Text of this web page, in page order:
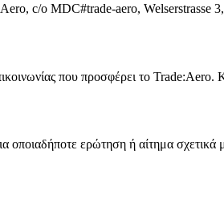
c/o MDC#trade-aero, Welserstrasse
που προσφέρει το
ερώτηση ή αίτημα σχετικά